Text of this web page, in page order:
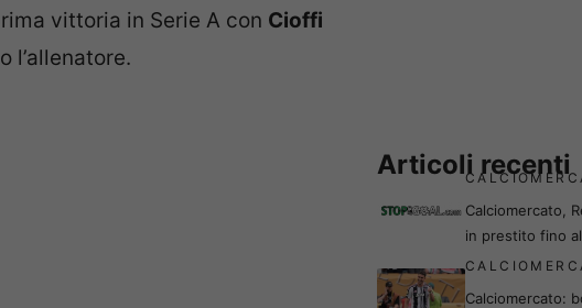
vittoria in Serie A con Cioffi
l’allenatore.
Articoli recenti
Calciomercato,
in prestito fino
Calciomercato: